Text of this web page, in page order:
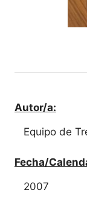
Autor/a:
Equipo de
Fecha/
2007